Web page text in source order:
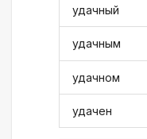
удачный
удачным
удачном
удачен